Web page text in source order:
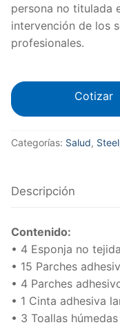
persona no titulada
intervención de los
profesionales.
Cotizar
Categorías: Salud,
Descripción
Contenido:
• 4 Esponja no tejida
• 15 Parches
• 4 Parches
• 1 Cinta adhesiva
• 3 Toallas